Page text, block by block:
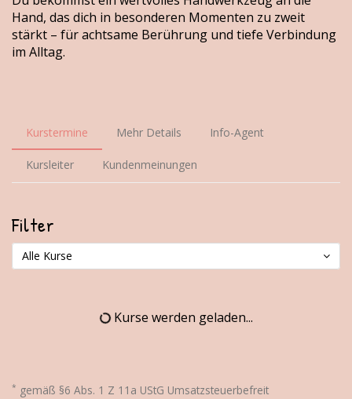
Hand, das dich in besonderen Momenten zu zweit
stärkt – für achtsame Berührung und tiefe Verbindung
im Alltag.
Kurstermine Mehr Details Info-Agent
Kursleiter Kundenmeinungen
Filter
Alle Kurse
Kurse werden geladen...
* gemäß §6 Abs. 1 Z 11a UStG Umsatzsteuerbefreit